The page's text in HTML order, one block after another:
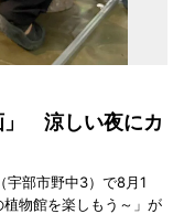
」 涼しい夜にカ
宇部市野中3）で8月1
物館を楽しもう～」が